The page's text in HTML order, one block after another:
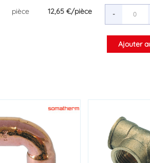
pièce 12,65 €/pièce -
Ajouter